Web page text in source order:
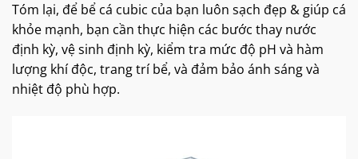
Tóm lại, để bể cá cubic của bạn luôn sạch đẹp & giúp cá
khỏe mạnh, bạn cần thực hiện các bước thay nước
định kỳ, vệ sinh định kỳ, kiểm tra mức độ pH và hàm
lượng khí độc, trang trí bể, và đảm bảo ánh sáng và
nhiệt độ phù hợp.